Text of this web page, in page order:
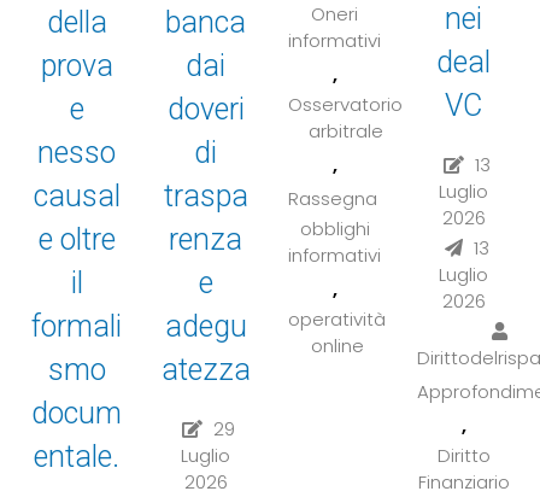
della
prova
e
nesso
causal
e oltre
il
formali
smo
docum
entale.
banca
dai
doveri
di
traspa
renza
e
adegu
atezza
29
Luglio
2026
Oneri
informativi
,
Osservatorio
arbitrale
,
Rassegna
obblighi
informativi
,
operatività
online
nei
deal
VC
13
Luglio
2026
13
Luglio
2026
,
Diritto
Finanziario